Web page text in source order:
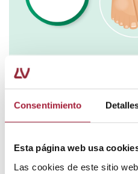
Consentimiento
Esta página web usa
Las cookies de este sitio